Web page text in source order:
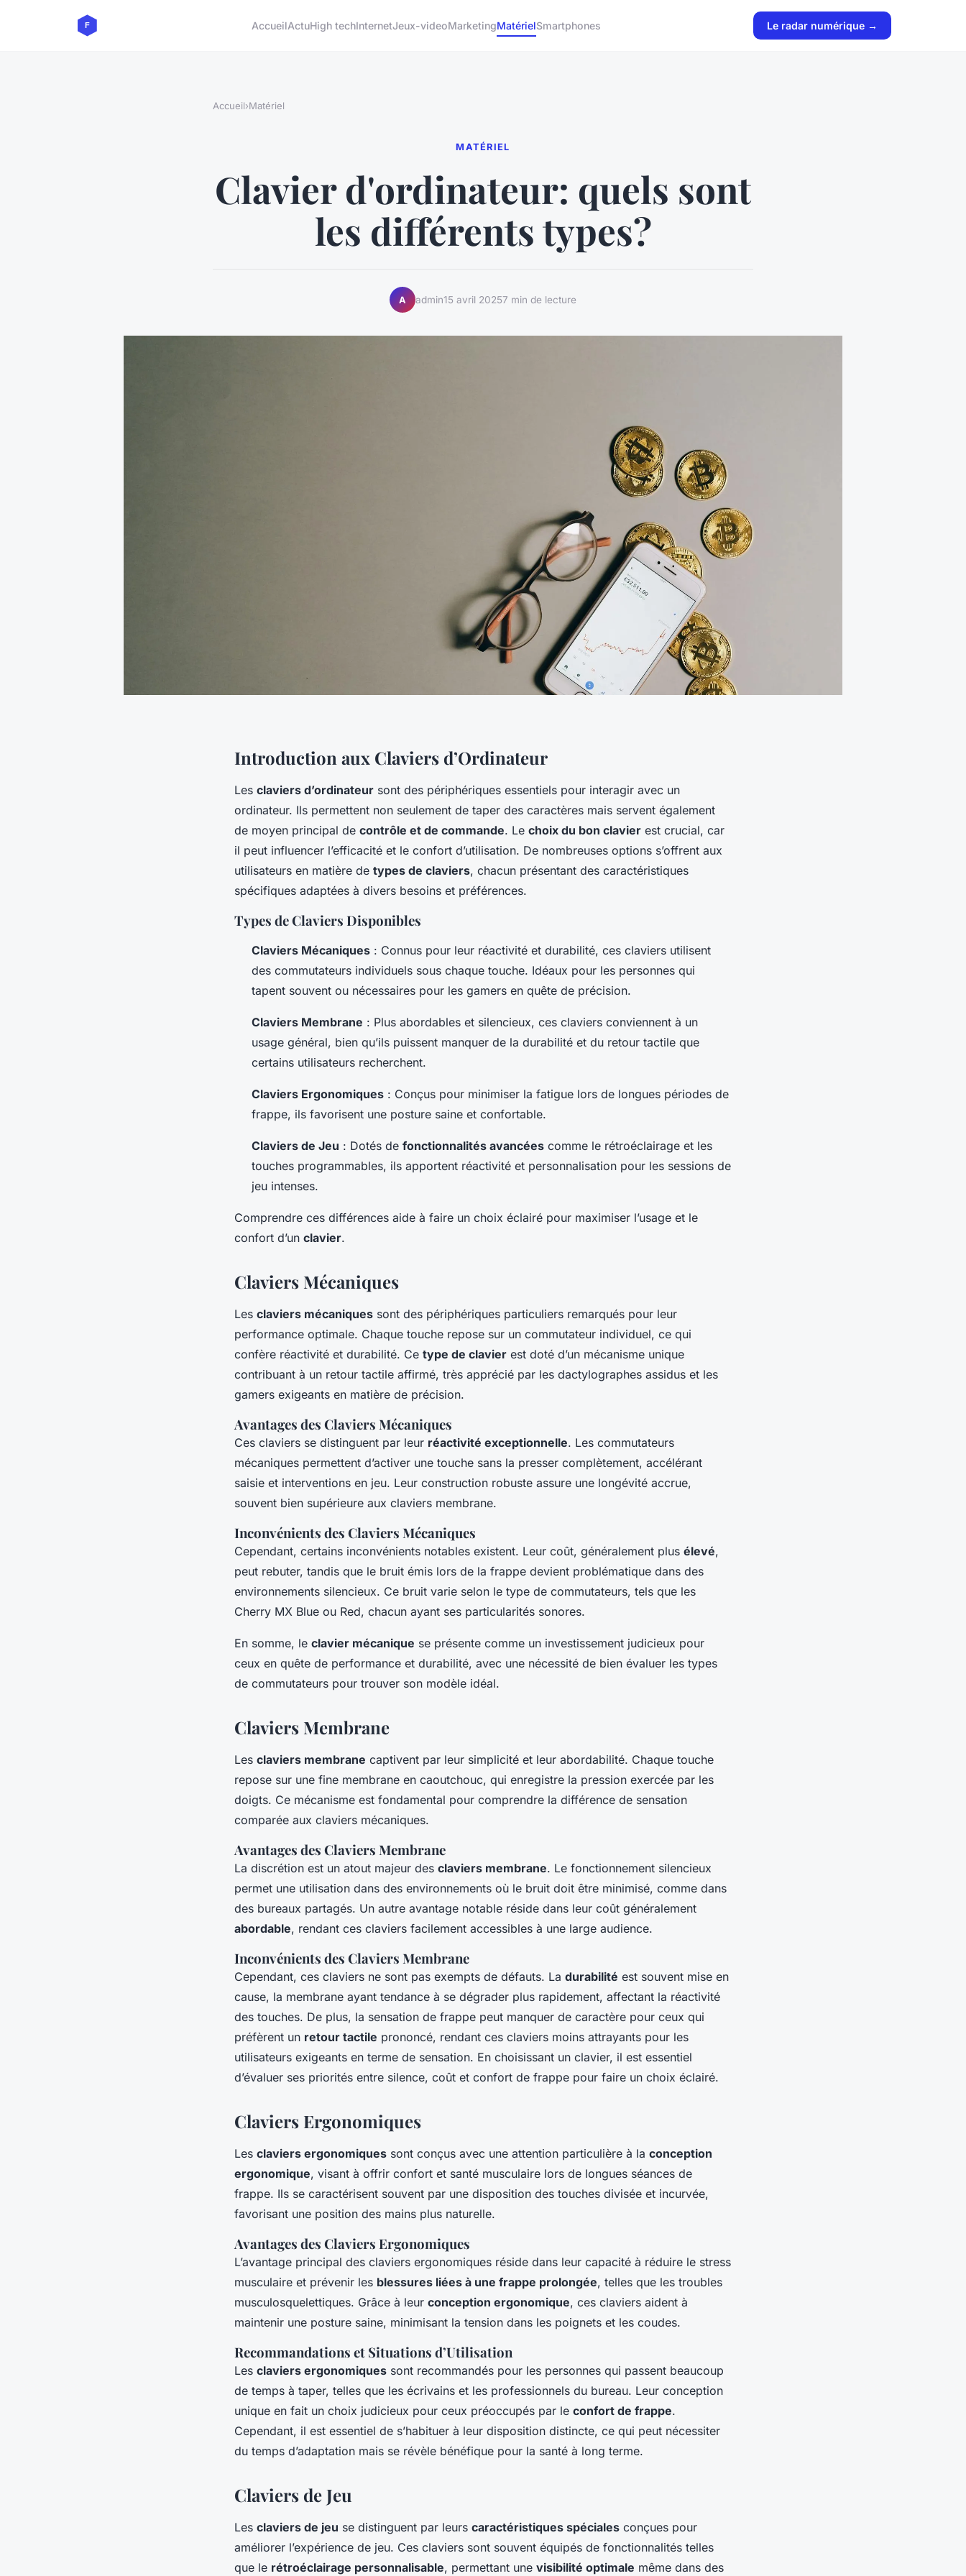
AccueilActuHigh techInternetJeux-videoMarketingMatérielSmartphones Le radar numérique →
Accueil›Matériel
MATÉRIEL
Clavier d'ordinateur: quels sont
les différents types?
A admin15 avril 20257 min de lecture
Introduction aux Claviers d’Ordinateur
Les claviers d’ordinateur sont des périphériques essentiels pour interagir avec un
ordinateur. Ils permettent non seulement de taper des caractères mais servent également
de moyen principal de contrôle et de commande. Le choix du bon clavier est crucial, car
il peut influencer l’efficacité et le confort d’utilisation. De nombreuses options s’offrent aux
utilisateurs en matière de types de claviers, chacun présentant des caractéristiques
spécifiques adaptées à divers besoins et préférences.
Types de Claviers Disponibles
Claviers Mécaniques : Connus pour leur réactivité et durabilité, ces claviers utilisent
des commutateurs individuels sous chaque touche. Idéaux pour les personnes qui
tapent souvent ou nécessaires pour les gamers en quête de précision.
Claviers Membrane : Plus abordables et silencieux, ces claviers conviennent à un
usage général, bien qu’ils puissent manquer de la durabilité et du retour tactile que
certains utilisateurs recherchent.
Claviers Ergonomiques : Conçus pour minimiser la fatigue lors de longues périodes de
frappe, ils favorisent une posture saine et confortable.
Claviers de Jeu : Dotés de fonctionnalités avancées comme le rétroéclairage et les
touches programmables, ils apportent réactivité et personnalisation pour les sessions de
jeu intenses.
Comprendre ces différences aide à faire un choix éclairé pour maximiser l’usage et le
confort d’un clavier.
Claviers Mécaniques
Les claviers mécaniques sont des périphériques particuliers remarqués pour leur
performance optimale. Chaque touche repose sur un commutateur individuel, ce qui
confère réactivité et durabilité. Ce type de clavier est doté d’un mécanisme unique
contribuant à un retour tactile affirmé, très apprécié par les dactylographes assidus et les
gamers exigeants en matière de précision.
Avantages des Claviers Mécaniques
Ces claviers se distinguent par leur réactivité exceptionnelle. Les commutateurs
mécaniques permettent d’activer une touche sans la presser complètement, accélérant
saisie et interventions en jeu. Leur construction robuste assure une longévité accrue,
souvent bien supérieure aux claviers membrane.
Inconvénients des Claviers Mécaniques
Cependant, certains inconvénients notables existent. Leur coût, généralement plus élevé,
peut rebuter, tandis que le bruit émis lors de la frappe devient problématique dans des
environnements silencieux. Ce bruit varie selon le type de commutateurs, tels que les
Cherry MX Blue ou Red, chacun ayant ses particularités sonores.
En somme, le clavier mécanique se présente comme un investissement judicieux pour
ceux en quête de performance et durabilité, avec une nécessité de bien évaluer les types
de commutateurs pour trouver son modèle idéal.
Claviers Membrane
Les claviers membrane captivent par leur simplicité et leur abordabilité. Chaque touche
repose sur une fine membrane en caoutchouc, qui enregistre la pression exercée par les
doigts. Ce mécanisme est fondamental pour comprendre la différence de sensation
comparée aux claviers mécaniques.
Avantages des Claviers Membrane
La discrétion est un atout majeur des claviers membrane. Le fonctionnement silencieux
permet une utilisation dans des environnements où le bruit doit être minimisé, comme dans
des bureaux partagés. Un autre avantage notable réside dans leur coût généralement
abordable, rendant ces claviers facilement accessibles à une large audience.
Inconvénients des Claviers Membrane
Cependant, ces claviers ne sont pas exempts de défauts. La durabilité est souvent mise en
cause, la membrane ayant tendance à se dégrader plus rapidement, affectant la réactivité
des touches. De plus, la sensation de frappe peut manquer de caractère pour ceux qui
préfèrent un retour tactile prononcé, rendant ces claviers moins attrayants pour les
utilisateurs exigeants en terme de sensation. En choisissant un clavier, il est essentiel
d’évaluer ses priorités entre silence, coût et confort de frappe pour faire un choix éclairé.
Claviers Ergonomiques
Les claviers ergonomiques sont conçus avec une attention particulière à la conception
ergonomique, visant à offrir confort et santé musculaire lors de longues séances de
frappe. Ils se caractérisent souvent par une disposition des touches divisée et incurvée,
favorisant une position des mains plus naturelle.
Avantages des Claviers Ergonomiques
L’avantage principal des claviers ergonomiques réside dans leur capacité à réduire le stress
musculaire et prévenir les blessures liées à une frappe prolongée, telles que les troubles
musculosquelettiques. Grâce à leur conception ergonomique, ces claviers aident à
maintenir une posture saine, minimisant la tension dans les poignets et les coudes.
Recommandations et Situations d’Utilisation
Les claviers ergonomiques sont recommandés pour les personnes qui passent beaucoup
de temps à taper, telles que les écrivains et les professionnels du bureau. Leur conception
unique en fait un choix judicieux pour ceux préoccupés par le confort de frappe.
Cependant, il est essentiel de s’habituer à leur disposition distincte, ce qui peut nécessiter
du temps d’adaptation mais se révèle bénéfique pour la santé à long terme.
Claviers de Jeu
Les claviers de jeu se distinguent par leurs caractéristiques spéciales conçues pour
améliorer l’expérience de jeu. Ces claviers sont souvent équipés de fonctionnalités telles
que le rétroéclairage personnalisable, permettant une visibilité optimale même dans des